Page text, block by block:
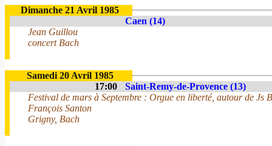
Dimanche 21 Avril 1985
Caen (14)
Jean Guillou
concert Bach
Samedi 20 Avril 1985
17:00
Saint-Remy-de-Provence (13)
Festival de mars à Septembre : Orgue en liberté, autour de Js
François Santon
Grigny, Bach